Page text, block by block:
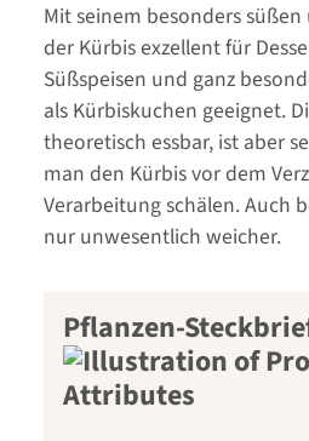
Mit seinem besonders
der Kürbis exzellent für
Süßspeisen und ganz
als Kürbiskuchen geeignet.
theoretisch essbar, ist aber
man den Kürbis vor dem
Verarbeitung schälen. Auch
nur unwesentlich weicher.
Pflanzen-